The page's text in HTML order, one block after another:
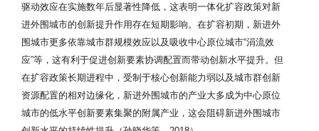
驱动效应在实施数年后显著性降低，这表明一体化扩容政策对新
进外围城市的创新提升作用存在短期影响。在扩容初期，新进外
围城市更多依靠城市群规模效应以及吸收中心原位城市“涓流效
应”等，这有利于促进创新要素协调配置而带动创新水平提升。但
在扩容政策长期进程中，受制于核心创新能力弱以及城市群创新
资源配置的相对边缘化，新进外围城市的产业大多成为中心原位
城市的低水平创新要素集聚的附属产业，这会阻碍新进外围城市